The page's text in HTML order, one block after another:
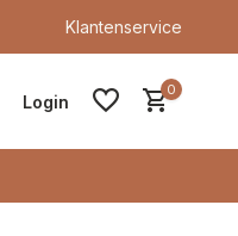
Klantenservice
Login
0